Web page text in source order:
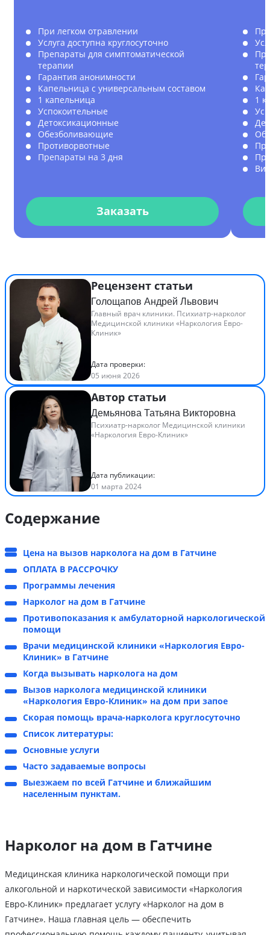
При легком отравлении
Услуга доступна круглосуточно
Препараты для симптоматической
терапии
Гарантия анонимности
Капельница с универсальным составом
1 капельница
Успокоительные
Детоксикационные
Обезболивающие
Противорвотные
Препараты на 3 дня
Заказать
1
Рецензент статьи
Голощапов Андрей Львович
Главный врач клиники. Психиатр-нарколог
Медицинской клиники «Наркология Евро-
Клиник»
Дата проверки:
05 июня 2026
Автор статьи
Демьянова Татьяна Викторовна
Психиатр-нарколог Медицинской клиники
«Наркология Евро-Клиник»
Дата публикации:
01 марта 2024
Содержание
Цена на вызов нарколога на дом в Гатчине
ОПЛАТА В РАССРОЧКУ
Программы лечения
Нарколог на дом в Гатчине
Противопоказания к амбулаторной наркологической
помощи
Врачи медицинской клиники «Наркология Евро-
Клиник» в Гатчине
Когда вызывать нарколога на дом
Вызов нарколога медицинской клиники
«Наркология Евро-Клиник» на дом при запое
Скорая помощь врача-нарколога круглосуточно
Список литературы:
Основные услуги
Часто задаваемые вопросы
Выезжаем по всей Гатчине и ближайшим
населенным пунктам.
Нарколог на дом в Гатчине
Медицинская клиника наркологической помощи при
алкогольной и наркотической зависимости «Наркология
Евро-Клиник» предлагает услугу «Нарколог на дом в
Гатчине». Наша главная цель — обеспечить